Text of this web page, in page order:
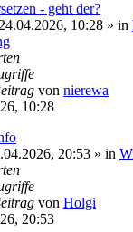
- geht der?
10:28 » in
von nierewa
10:28
20:53 » in
von Holgi
20:53